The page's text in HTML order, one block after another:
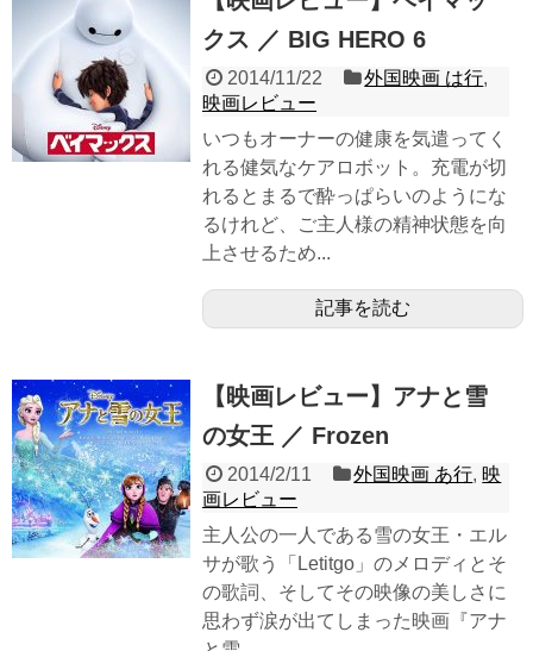
クス ／ BIG HERO 6
2014/11/22 外国映画 は行,
映画レビュー
いつもオーナーの健康を気遣ってく
れる健気なケアロボット。充電が切
れるとまるで酔っぱらいのようにな
るけれど、ご主人様の精神状態を向
上させるため...
記事を読む
【映画レビュー】アナと雪
の女王 ／ Frozen
2014/2/11 外国映画 あ行, 映
画レビュー
主人公の一人である雪の女王・エル
サが歌う「Letitgo」のメロディとそ
の歌詞、そしてその映像の美しさに
思わず涙が出てしまった映画『アナ